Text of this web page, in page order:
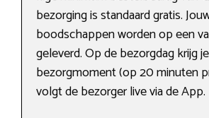
bezorging is standaard gratis.
boodschappen worden op een
geleverd. Op de bezorgdag krijg
bezorgmoment (op 20 minuten
volgt de bezorger live via de App.